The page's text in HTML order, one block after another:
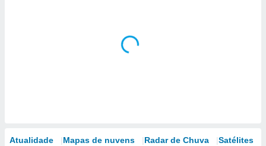
Atualidade Mapas de nuvens Radar de Chuva Satélites